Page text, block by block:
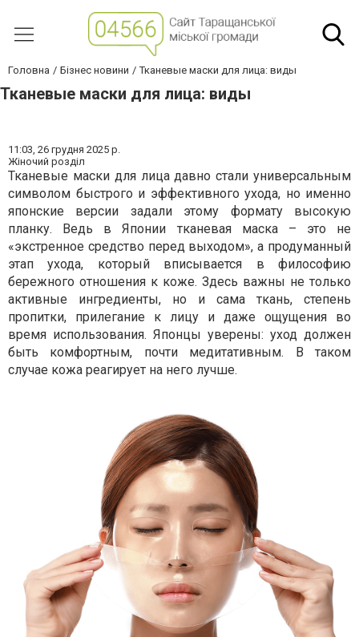
Головна Бізнес новини Тканевые маски для лица: виды
Тканевые маски для лица: виды
11:03, 26 грудня 2025 р.
Жіночий розділ
Тканевые маски для лица давно стали универсальным
символом быстрого и эффективного ухода, но именно
японские версии задали этому формату высокую
планку. Ведь в Японии тканевая маска – это не
«экстренное средство перед выходом», а продуманный
этап ухода, который вписывается в философию
бережного отношения к коже. Здесь важны не только
активные ингредиенты, но и сама ткань, степень
пропитки, прилегание к лицу и даже ощущения во
время использования. Японцы уверены: уход должен
быть комфортным, почти медитативным. В таком
случае кожа реагирует на него лучше.